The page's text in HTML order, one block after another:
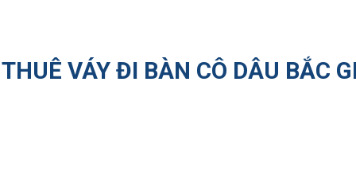
VÁY ĐI BÀN CÔ DÂU BẮC